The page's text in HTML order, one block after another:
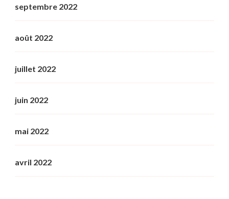
septembre 2022
août 2022
juillet 2022
juin 2022
mai 2022
avril 2022